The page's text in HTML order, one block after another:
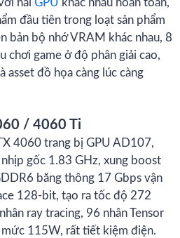
hai GPU khác nhau hoàn toàn,
đầu tiên trong loạt sản phẩm
bản bộ nhớ VRAM khác nhau, 8
chơi game ở độ phân giải cao,
đồ họa càng lúc càng
/ 4060 Ti
4060 trang bị GPU AD107,
gốc 1.83 GHz, xung boost
băng thông 17 Gbps vận
128-bit, tạo ra tốc độ 272
ray tracing, 96 nhân Tensor
mức 115W, rất tiết kiệm điện.